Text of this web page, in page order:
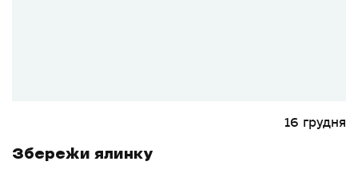
16 грудня
Збережи ялинку